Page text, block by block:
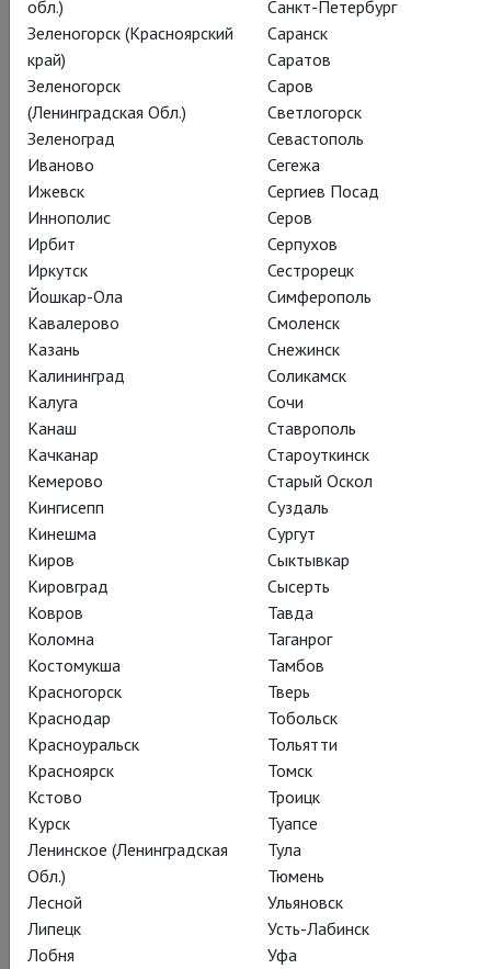
Нико Мьюли / Либретто Николаса Райта
Марни
Marnie
Опера в 2-х действиях
История английской авантюристки и ее мужа-шантажиста
вдохновила Альфреда Хичкока на один из его знаменитых
триллеров, а теперь нашла свое воплощение и на оперной
сцене. Стремительные перемены картин, эффектные наряды
главной героини, погружение в семейные тайны – и,
возможно, обретение подлинной сущности и настоящей
любви: зрителю предстоит проделать этот непростой путь
вместе с Марни.
Поделиться:
Подписаться на рассылку
СОСТАВ СОЗДАТЕЛИ О СПЕКТАКЛЕ
КРАТКОЕ СОДЕРЖАНИЕ
КАДРЫ СЕЗОН
Действующие лица и исполнители
обл.)
Зеленогорск (Красноярский
край)
Зеленогорск
(Ленинградская Обл.)
Зеленоград
Иваново
Ижевск
Иннополис
Ирбит
Иркутск
Йошкар-Ола
Кавалерово
Казань
Калининград
Калуга
Канаш
Качканар
Кемерово
Кингисепп
Кинешма
Киров
Кировград
Ковров
Коломна
Костомукша
Красногорск
Краснодар
Красноуральск
Красноярск
Кстово
Курск
Ленинское (Ленинградская
Обл.)
Лесной
Липецк
Лобня
Санкт-Петербург
Саранск
Саратов
Саров
Светлогорск
Севастополь
Сегежа
Сергиев Посад
Серов
Серпухов
Сестрорецк
Симферополь
Смоленск
Снежинск
Соликамск
Сочи
Ставрополь
Староуткинск
Старый Оскол
Суздаль
Сургут
Сыктывкар
Сысерть
Тавда
Таганрог
Тамбов
Тверь
Тобольск
Тольятти
Томск
Троицк
Туапсе
Тула
Тюмень
Ульяновск
Усть-Лабинск
Уфа